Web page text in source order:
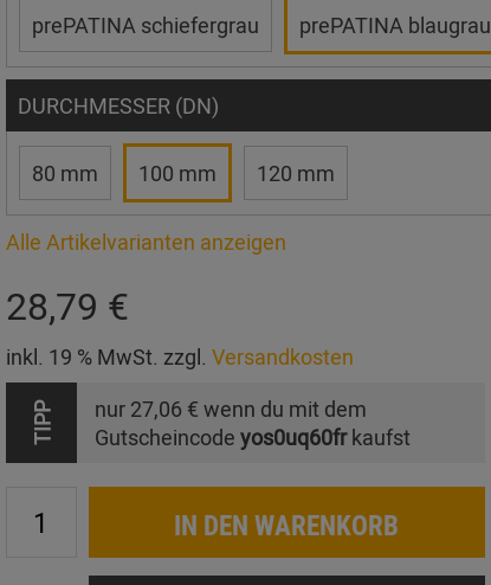
prePATINA schiefergrau prePATINA blaugrau
DURCHMESSER (DN)
80 mm 100 mm 120 mm
Alle Artikelvarianten anzeigen
28,79 €
inkl. 19 % MwSt. zzgl. Versandkosten
TIPP nur 27,06 € wenn du mit dem
Gutscheincode yos0uq60frkaufst
IN DEN WARENKORB